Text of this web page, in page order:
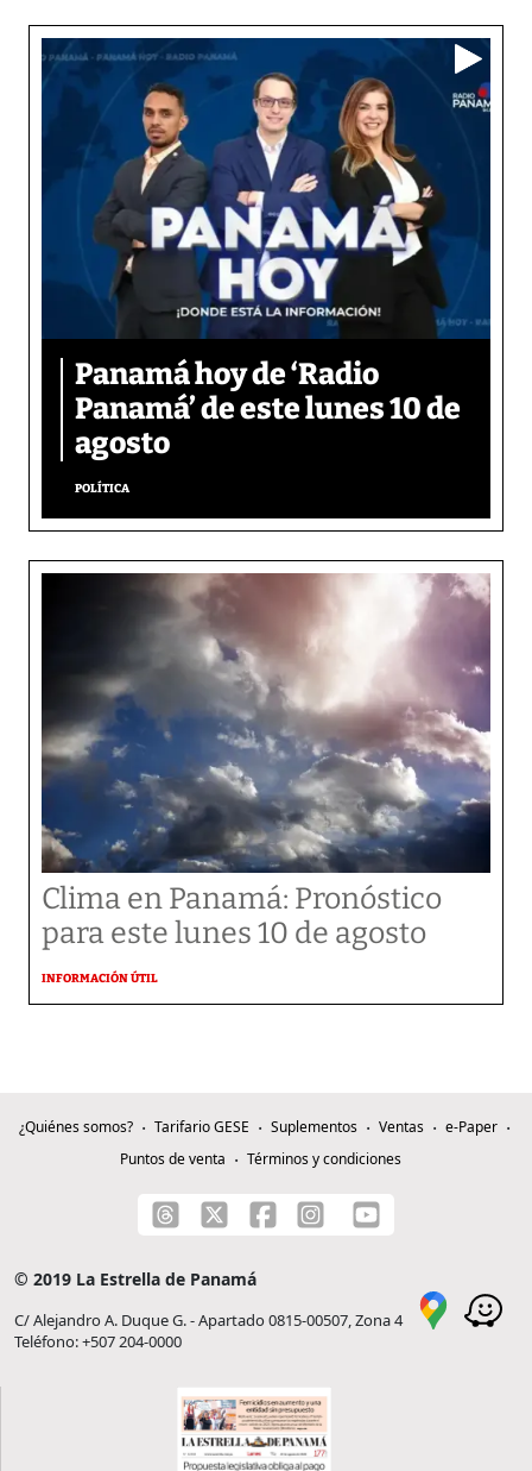
Panamá hoy de ‘Radio
Panamá’ de este lunes 10 de
agosto
POLÍTICA
Clima en Panamá: Pronóstico
para este lunes 10 de agosto
INFORMACIÓN ÚTIL
¿Quiénes somos? Tarifario GESE Suplementos Ventas
e-Paper
Puntos de venta
Términos y condiciones
© 2019 La Estrella de Panamá
C/ Alejandro A. Duque G. - Apartado 0815-00507, Zona 4
Teléfono: +507 204-0000